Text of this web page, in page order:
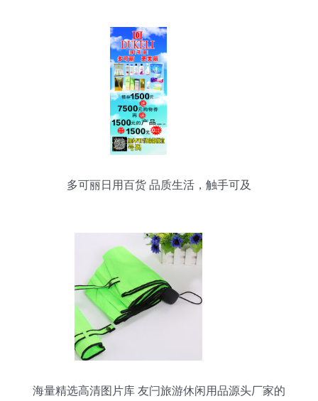
多可丽日用百货 品质生活，触手可及
海量精选高清图片库 友闩旅游休闲用品源头厂家的